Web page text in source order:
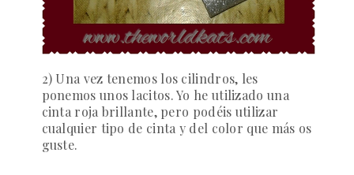
2) Una vez tenemos los cilindros, les
ponemos unos lacitos. Yo he utilizado una
cinta roja brillante, pero podéis utilizar
cualquier tipo de cinta y del color que más os
guste.